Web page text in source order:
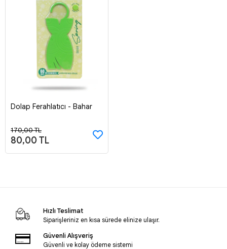
Sepete Ekle
Dolap Ferahlatıcı - Bahar
170,00 TL
80,00 TL
Hızlı Teslimat
Siparişleriniz en kısa sürede elinize ulaşır.
Güvenli Alışveriş
Güvenli ve kolay ödeme sistemi